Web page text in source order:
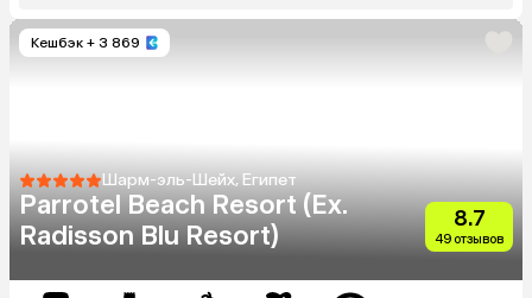
Кешбэк + 3 869
Шарм-эль-Шейх, Египет
Parrotel Beach Resort (Ex.
Radisson Blu Resort)
8.7
49 отзывов